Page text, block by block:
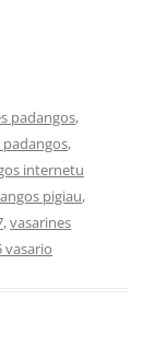
padangos,
padangos,
internetu
pigiau,
,vasarines
vasario